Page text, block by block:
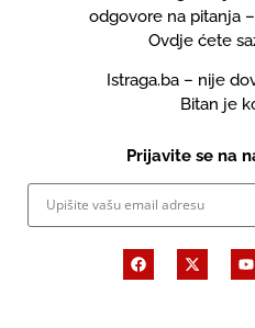
odgovore na pitanja
Ovdje ćete
Istraga.ba – nije
Bitan je
Prijavite se na